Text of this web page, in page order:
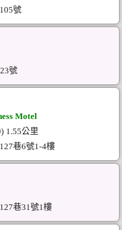
號
號
Motel
1.55公里
巷6號1-4樓
巷31號1樓